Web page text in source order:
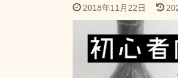
2018年11月22日